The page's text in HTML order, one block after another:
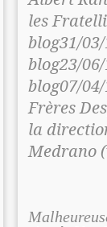
les
blog31/
blog23/
blog07/
Frères
la
Medrano